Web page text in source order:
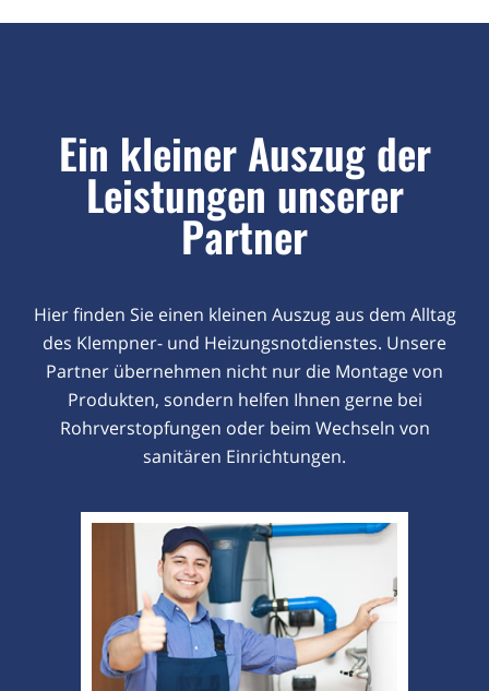
Ein kleiner Auszug der
Leistungen unserer
Partner
Hier finden Sie einen kleinen Auszug aus dem Alltag
des Klempner- und Heizungsnotdienstes. Unsere
Partner übernehmen nicht nur die Montage von
Produkten, sondern helfen Ihnen gerne bei
Rohrverstopfungen oder beim Wechseln von
sanitären Einrichtungen.